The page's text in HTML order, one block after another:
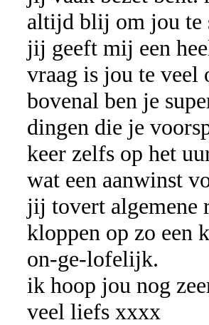
altijd blij om jou te
jij geeft mij een
vraag is jou te veel
bovenal ben je
dingen die je
keer zelfs op het
wat een aanwinst
jij tovert algemene
kloppen op zo een
on-ge-lofelijk.
ik hoop jou nog
veel liefs xxxx